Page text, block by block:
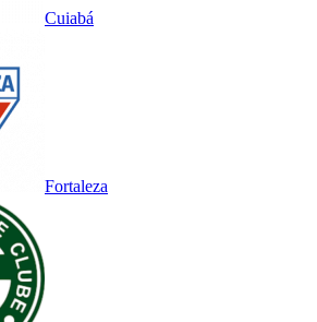
Cuiabá
Fortaleza